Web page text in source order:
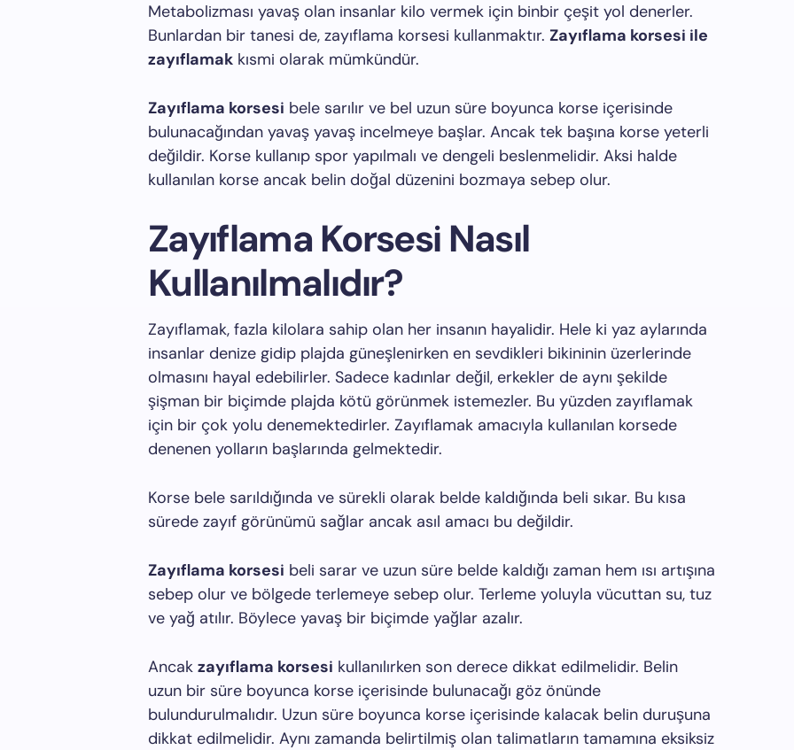
Metabolizması yavaş olan insanlar kilo vermek için binbir çeşit yol denerler.
Bunlardan bir tanesi de, zayıflama korsesi kullanmaktır. Zayıflama korsesi ile
zayıflamak kısmi olarak mümkündür.
Zayıflama korsesi bele sarılır ve bel uzun süre boyunca korse içerisinde
bulunacağından yavaş yavaş incelmeye başlar. Ancak tek başına korse yeterli
değildir. Korse kullanıp spor yapılmalı ve dengeli beslenmelidir. Aksi halde
kullanılan korse ancak belin doğal düzenini bozmaya sebep olur.
Zayıflama Korsesi Nasıl
Kullanılmalıdır?
Zayıflamak, fazla kilolara sahip olan her insanın hayalidir. Hele ki yaz aylarında
insanlar denize gidip plajda güneşlenirken en sevdikleri bikininin üzerlerinde
olmasını hayal edebilirler. Sadece kadınlar değil, erkekler de aynı şekilde
şişman bir biçimde plajda kötü görünmek istemezler. Bu yüzden zayıflamak
için bir çok yolu denemektedirler. Zayıflamak amacıyla kullanılan korsede
denenen yolların başlarında gelmektedir.
Korse bele sarıldığında ve sürekli olarak belde kaldığında beli sıkar. Bu kısa
sürede zayıf görünümü sağlar ancak asıl amacı bu değildir.
Zayıflama korsesi beli sarar ve uzun süre belde kaldığı zaman hem ısı artışına
sebep olur ve bölgede terlemeye sebep olur. Terleme yoluyla vücuttan su, tuz
ve yağ atılır. Böylece yavaş bir biçimde yağlar azalır.
Ancak zayıflama korsesi kullanılırken son derece dikkat edilmelidir. Belin
uzun bir süre boyunca korse içerisinde bulunacağı göz önünde
bulundurulmalıdır. Uzun süre boyunca korse içerisinde kalacak belin duruşuna
dikkat edilmelidir. Aynı zamanda belirtilmiş olan talimatların tamamına eksiksiz